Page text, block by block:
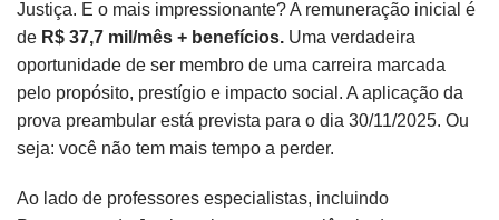
Justiça. E o mais impressionante? A remuneração inicial é
de R$ 37,7 mil/mês + benefícios. Uma verdadeira
oportunidade de ser membro de uma carreira marcada
pelo propósito, prestígio e impacto social. A aplicação da
prova preambular está prevista para o dia 30/11/2025. Ou
seja: você não tem mais tempo a perder.
Ao lado de professores especialistas, incluindo